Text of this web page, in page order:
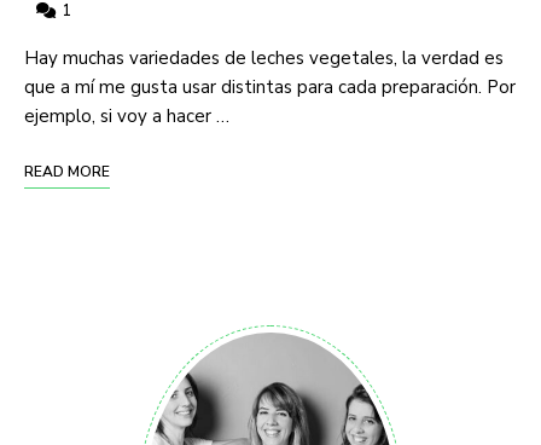
1
Hay muchas variedades de leches vegetales, la verdad es
que a mí me gusta usar distintas para cada preparación. Por
ejemplo, si voy a hacer …
READ MORE